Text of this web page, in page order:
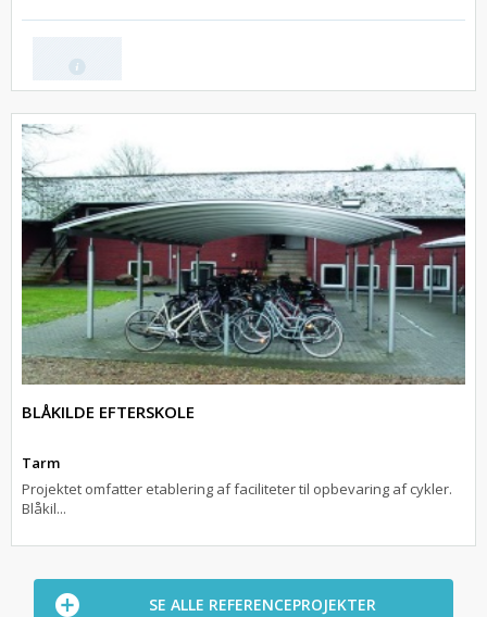
BLÅKILDE EFTERSKOLE
Tarm
Projektet omfatter etablering af faciliteter til opbevaring af cykler.
Blåkil...
SE ALLE REFERENCEPROJEKTER